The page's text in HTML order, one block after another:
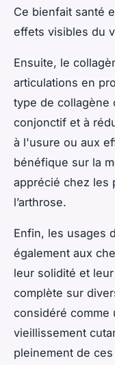
Ce bienfait santé
effets visibles du
Ensuite, le
articulations en
type de collagène
conjonctif et à
à l'usure ou aux
bénéfique sur la
apprécié chez les
l’arthrose.
Enfin, les usages
également aux
leur solidité et
complète sur
considéré comme
vieillissement
pleinement de